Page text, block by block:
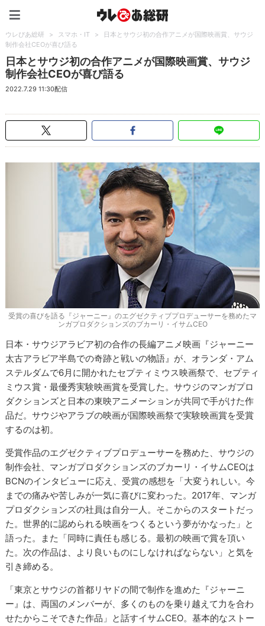
ウレぴあ総研 > スマホ・IT >
日本とサウジ初の合作アニメが国際映画賞、サウジ
制作会社CEOが喜び語る
日本とサウジ初の合作アニメが国際映画賞、サウジ
制作会社CEOが喜び語る
2022.7.29 11:30配信
受賞の喜びを語る『ジャーニー』のエグゼクティブプロデューサーを務めたマ
ンガプロダクションズのブカーリ・イサムCEO
日本・サウジアラビア初の合作の長編アニメ映画『ジャーニー
太古アラビア半島での奇跡と戦いの物語』が、オランダ・アム
ステルダムで6月に開かれたセプティミウス映画祭で、セプティ
ミウス賞・最優秀実験映画賞を受賞した。サウジのマンガプロ
ダクションズと日本の東映アニメーションが共同で手がけた作
品だ。サウジやアラブの映画が国際映画祭で実験映画賞を受賞
するのは初。
受賞作品のエグゼクティブプロデューサーを務めた、サウジの
制作会社、マンガプロダクションズのブカーリ・イサムCEOは
BCNのインタビューに応え、受賞の感想を「大変うれしい。今
までの痛みや苦しみが一気に喜びに変わった。2017年、マンガ
プロダクションズの社員は自分一人。そこからのスタートだっ
た。世界的に認められる映画をつくるという夢がかなった」と
語った。また「同時に責任も感じる。最初の映画で賞を頂い
た。次の作品は、より良いものにしなければならない」と気を
引き締める。
「東京とサウジの首都リヤドの間で制作を進めた『ジャーニ
ー』は、両国のメンバーが、多くのものを乗り越えて力を合わ
せたからこそできた作品」と話すイサムCEO。基本的なストー